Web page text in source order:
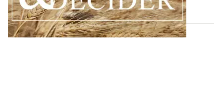
12 DÉC. 2025